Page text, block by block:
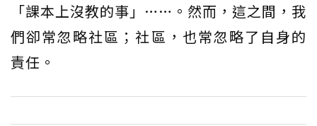
「課本上沒教的事」……。然而，這之間，我
們卻常忽略社區；社區，也常忽略了自身的
責任。